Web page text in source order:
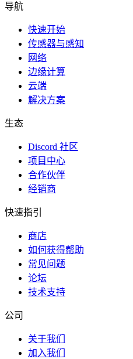
导航
快速开始
传感器与感知
网络
边缘计算
云端
解决方案
生态
Discord 社区
项目中心
合作伙伴
经销商
快速指引
商店
如何获得帮助
常见问题
论坛
技术支持
公司
关于我们
加入我们